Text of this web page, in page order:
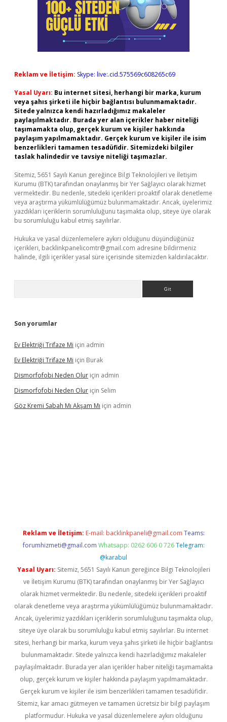
Reklam ve İletişim: Skype: live:.cid.575569c608265c69
Yasal Uyarı: Bu internet sitesi, herhangi bir marka, kurum
veya şahıs şirketi ile hiçbir bağlantısı bulunmamaktadır.
Sitede yalnızca kendi hazırladığımız makaleler
paylaşılmaktadır. Burada yer alan içerikler haber niteliği
taşımamakta olup, gerçek kurum ve kişiler hakkında
paylaşım yapılmamaktadır. Gerçek kurum ve kişiler ile isim
benzerlikleri tamamen tesadüfidir. Sitemizdeki bilgiler
taslak halindedir ve tavsiye niteliği taşımazlar.
Sitemiz, 5651 Sayılı Kanun gereğince Bilgi Teknolojileri ve İletişim
Kurumu (BTK) tarafından onaylanmış bir Yer Sağlayıcı olarak hizmet
vermektedir. Bu nedenle, sitedeki içerikleri proaktif olarak denetleme
veya araştırma yükümlülüğümüz bulunmamaktadır. Ancak, üyelerimiz
yazdıkları içeriklerin sorumluluğunu taşımakta olup, siteye üye olarak
bu sorumluluğu kabul etmiş sayılırlar.
Hukuka ve yasal düzenlemelere aykırı olduğunu düşündüğünüz
içerikleri, backlinkpanelicomtr@gmail.com adresine bildirmeniz
halinde, ilgili içerikler yasal süre içerisinde sitemizden kaldırılacaktır.
Son yorumlar
Ev Elektriği Trifaze Mi için admin
Ev Elektriği Trifaze Mi için Burak
Dismorfofobi Neden Olur için admin
Dismorfofobi Neden Olur için Selim
Göz Kremi Sabah Mı Akşam Mı için admin
Reklam ve İletişim: E-mail: backlinkpaneli@gmail.com Teams:
forumhizmeti@gmail.com Whatsapp: 0262 606 0 726 Telegram:
@karabul
Yasal Uyarı: Sitemiz, 5651 Sayılı Kanun gereğince Bilgi Teknolojileri
ve İletişim Kurumu (BTK) tarafından onaylanmış bir Yer Sağlayıcı
olarak hizmet vermektedir. Bu nedenle, sitedeki içerikleri proaktif
olarak denetleme veya araştırma yükümlülüğümüz bulunmamaktadır.
Ancak, üyelerimiz yazdıkları içeriklerin sorumluluğunu taşımakta olup,
siteye üye olarak bu sorumluluğu kabul etmiş sayılırlar. Bu internet
sitesi, herhangi bir marka, kurum veya şahıs şirketi ile hiçbir bağlantısı
bulunmamaktadır. Sitede yalnızca kendi hazırladığımız makaleler
paylaşılmaktadır. Burada yer alan içerikler haber niteliği taşımamakta
olup, gerçek kurum ve kişiler hakkında paylaşım yapılmamaktadır.
Gerçek kurum ve kişiler ile isim benzerlikleri tamamen tesadüfidir.
Sitemiz, kar amacı gütmeyen ve tamamen ücretsiz bir bilgi paylaşım
platformudur. Hukuka ve yasal düzenlemelere aykırı olduğunu